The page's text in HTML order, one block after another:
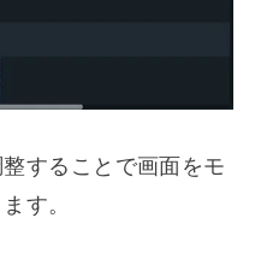
することで画面をモ
す。